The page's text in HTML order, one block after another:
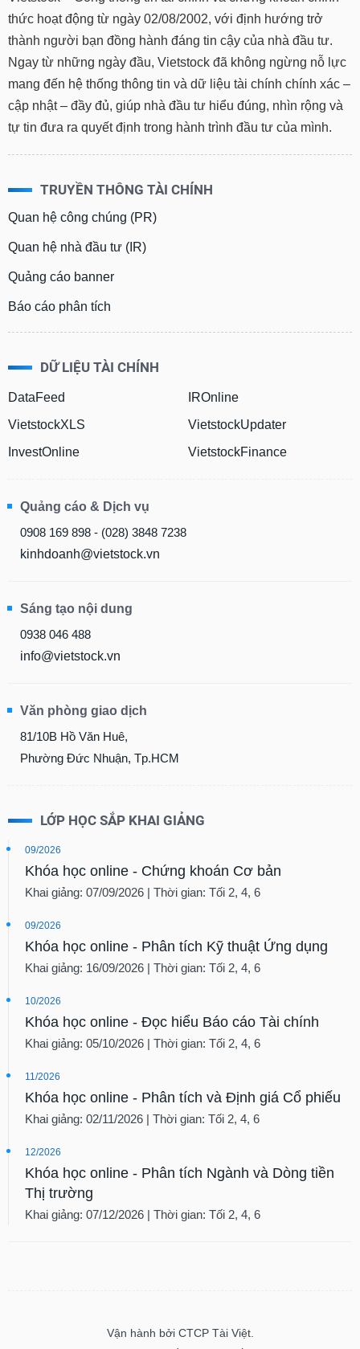
thức hoạt động từ ngày 02/08/2002, với định hướng trở
thành người bạn đồng hành đáng tin cậy của nhà đầu tư.
Ngay từ những ngày đầu, Vietstock đã không ngừng nỗ lực
mang đến hệ thống thông tin và dữ liệu tài chính chính xác –
cập nhật – đầy đủ, giúp nhà đầu tư hiểu đúng, nhìn rộng và
tự tin đưa ra quyết định trong hành trình đầu tư của mình.
TRUYỀN THÔNG TÀI CHÍNH
Quan hệ công chúng (PR)
Quan hệ nhà đầu tư (IR)
Quảng cáo banner
Báo cáo phân tích
DỮ LIỆU TÀI CHÍNH
DataFeed
VietstockXLS
InvestOnline
IROnline
VietstockUpdater
VietstockFinance
Quảng cáo & Dịch vụ
0908 169 898 - (028) 3848 7238
kinhdoanh@vietstock.vn
Sáng tạo nội dung
0938 046 488
info@vietstock.vn
Văn phòng giao dịch
81/10B Hồ Văn Huê,
Phường Đức Nhuận, Tp.HCM
LỚP HỌC SẮP KHAI GIẢNG
09/2026
Khóa học online - Chứng khoán Cơ bản
Khai giảng: 07/09/2026 | Thời gian: Tối 2, 4, 6
09/2026
Khóa học online - Phân tích Kỹ thuật Ứng dụng
Khai giảng: 16/09/2026 | Thời gian: Tối 2, 4, 6
10/2026
Khóa học online - Đọc hiểu Báo cáo Tài chính
Khai giảng: 05/10/2026 | Thời gian: Tối 2, 4, 6
11/2026
Khóa học online - Phân tích và Định giá Cổ phiếu
Khai giảng: 02/11/2026 | Thời gian: Tối 2, 4, 6
12/2026
Khóa học online - Phân tích Ngành và Dòng tiền
Thị trường
Khai giảng: 07/12/2026 | Thời gian: Tối 2, 4, 6
Vận hành bởi CTCP Tài Việt.